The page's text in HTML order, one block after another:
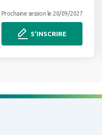
Prochaine session le 20/09/2027
S'INSCRIRE